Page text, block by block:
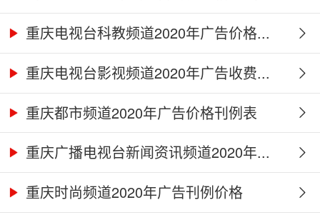
重庆电视台科教频道2020年广告价格...
重庆电视台影视频道2020年广告收费...
重庆都市频道2020年广告价格刊例表
重庆广播电视台新闻资讯频道2020年...
重庆时尚频道2020年广告刊例价格